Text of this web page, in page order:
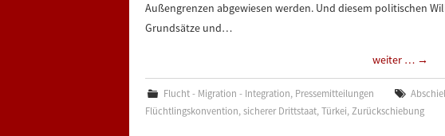
Außengrenzen abgewiesen werden. Und diesem politischen
Grundsätze und…
weiter … →
Flucht - Migration - Integration, Pressemitteilungen
Flüchtlingskonvention, sicherer Drittstaat, Türkei, Zurückschiebung